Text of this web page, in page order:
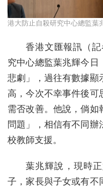
港大防止自殺研究中心總監葉
香港文匯報訊（
究中心總監葉兆輝今日
悲劇」，過往有數據顯
高，今次不幸事件後可
需否改善。他說，倘如
問題」，相信有不同辦
校教師支援。
葉兆輝說，現時
子，家長與子女或有不